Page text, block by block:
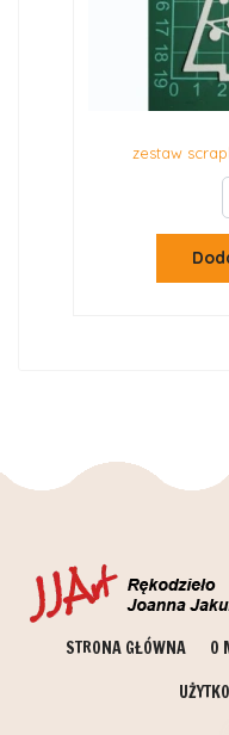
zestaw
STRONA GŁÓWNA O